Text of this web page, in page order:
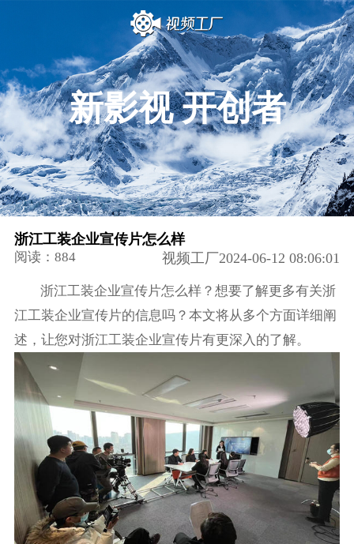
新影视 开创者
浙江工装企业宣传片怎么样
阅读：884 视频工厂2024-06-12 08:06:01
浙江工装企业宣传片怎么样？想要了解更多有关浙
江工装企业宣传片的信息吗？本文将从多个方面详细阐
述，让您对浙江工装企业宣传片有更深入的了解。